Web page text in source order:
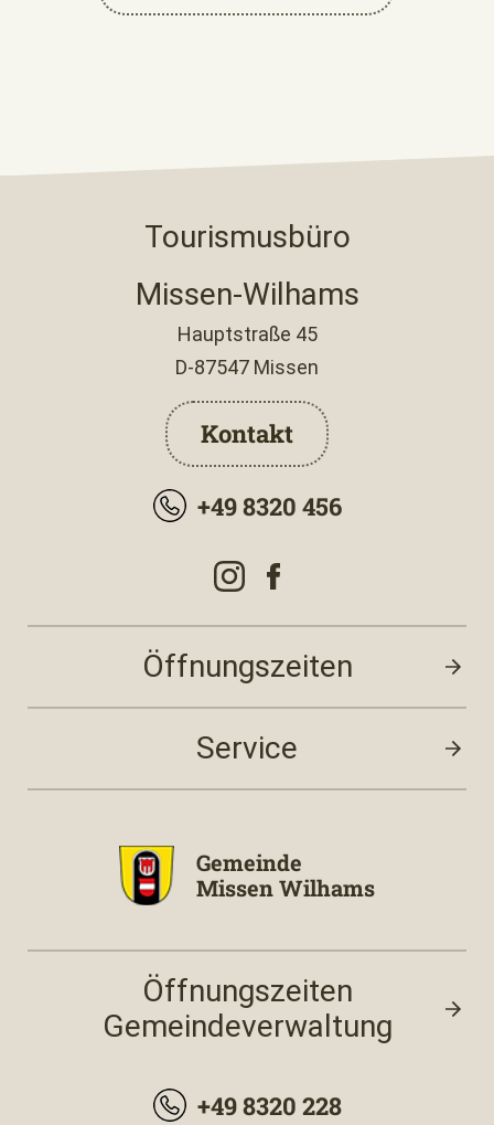
Tourismusbüro
Missen-Wilhams
Hauptstraße 45
D-87547 Missen
Kontakt
+49 8320 456
Öffnungszeiten
Service
Gemeinde
Missen Wilhams
Öffnungszeiten
Gemeindeverwaltung
+49 8320 228